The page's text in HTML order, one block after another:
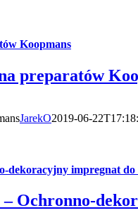
Koopmans
preparatów
JarekO2019-06-
dekoracyjny impregnat
Ochronno-